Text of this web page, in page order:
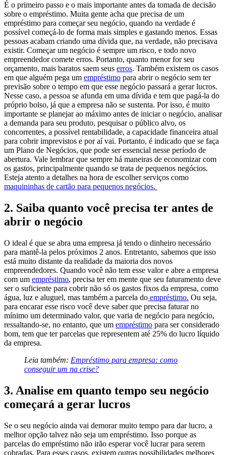
É o primeiro passo e o mais importante antes da tomada de decisão
sobre o empréstimo. Muita gente acha que precisa de um
empréstimo para começar seu negócio, quando na verdade é
possível começá-lo de forma mais simples e gastando menos. Essas
pessoas acabam criando uma dívida que, na verdade, não precisava
existir. Começar um negócio é sempre um risco, e todo novo
empreendedor comete erros. Portanto, quanto menor for seu
orçamento, mais baratos saem seus erros. Também existem os casos
em que alguém pega um empréstimo para abrir o negócio sem ter
previsão sobre o tempo em que esse negócio passará a gerar lucros.
Nesse caso, a pessoa se afunda em uma dívida e tem que pagá-la do
próprio bolso, já que a empresa não se sustenta. Por isso, é muito
importante se planejar ao máximo antes de iniciar o negócio, analisar
a demanda para seu produto, pesquisar o público alvo, os
concorrentes, a possível rentabilidade, a capacidade financeira atual
para cobrir imprevistos e por aí vai. Portanto, é indicado que se faça
um Plano de Negócios, que pode ser essencial nesse período de
abertura. Vale lembrar que sempre há maneiras de economizar com
os gastos, principalmente quando se trata de pequenos negócios.
Esteja atento a detalhes na hora de escolher serviços como
maquininhas de cartão para pequenos negócios.
2. Saiba quanto você precisa ter antes de
abrir o negócio
O ideal é que se abra uma empresa já tendo o dinheiro necessário
para mantê-la pelos próximos 2 anos. Entretanto, sabemos que isso
está muito distante da realidade da maioria dos novos
empreendedores. Quando você não tem esse valor e abre a empresa
com um empréstimo, precisa ter em mente que seu faturamento deve
ser o suficiente para cobrir não só os gastos fixos da empresa, como
água, luz e aluguel, mas também a parcela do empréstimo. Ou seja,
para encarar esse risco você deve saber que precisa faturar no
mínimo um determinado valor, que varia de negócio para negócio,
ressaltando-se, no entanto, que um empréstimo para ser considerado
bom, tem que ter parcelas que representem até 25% do lucro líquido
da empresa.
Leia também: Empréstimo para empresa: como
conseguir um na crise?
3. Analise em quanto tempo seu negócio
começará a gerar lucros
Se o seu negócio ainda vai demorar muito tempo para dar lucro, a
melhor opção talvez não seja um empréstimo. Isso porque as
parcelas do empréstimo não irão esperar você lucrar para serem
cobradas. Para esses casos, existem outras possibilidades melhores